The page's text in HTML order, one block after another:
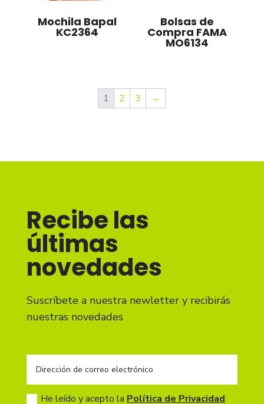
Mochila Bapal
KC2364
Bolsas de
Compra FAMA
MO6134
1 2 3 →
Recibe las
últimas
novedades
Suscríbete a nuestra newletter y recibirás
nuestras novedades
He leído y acepto la Política de Privacidad